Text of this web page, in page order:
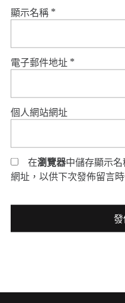
顯示名稱 *
電子郵件地址 *
個人網站網址
在瀏覽器中儲存顯示
網址，以供下次發佈留言時